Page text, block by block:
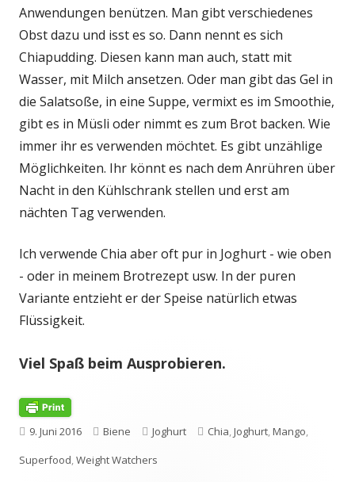
Anwendungen benützen. Man gibt verschiedenes
Obst dazu und isst es so. Dann nennt es sich
Chiapudding. Diesen kann man auch, statt mit
Wasser, mit Milch ansetzen. Oder man gibt das Gel in
die Salatsoße, in eine Suppe, vermixt es im Smoothie,
gibt es in Müsli oder nimmt es zum Brot backen. Wie
immer ihr es verwenden möchtet. Es gibt unzählige
Möglichkeiten. Ihr könnt es nach dem Anrühren über
Nacht in den Kühlschrank stellen und erst am
nächten Tag verwenden.
Ich verwende Chia aber oft pur in Joghurt - wie oben
- oder in meinem Brotrezept usw. In der puren
Variante entzieht er der Speise natürlich etwas
Flüssigkeit.
Viel Spaß beim Ausprobieren.
Veröffentlicht
am
9. Juni 2016 Autor
Biene Kategorien
Joghurt Schlagwörter
Chia Joghurt Mango
Superfood Weight Watchers